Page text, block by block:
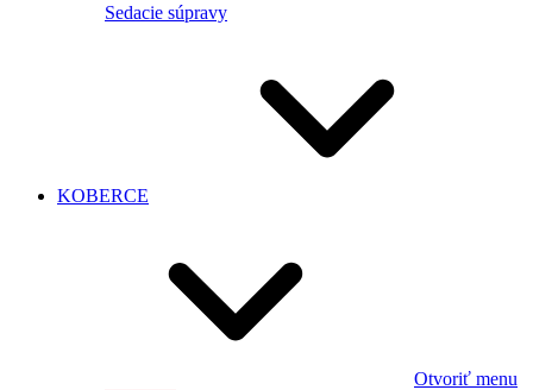
Sedacie súpravy
KOBERCE
Otvoriť menu